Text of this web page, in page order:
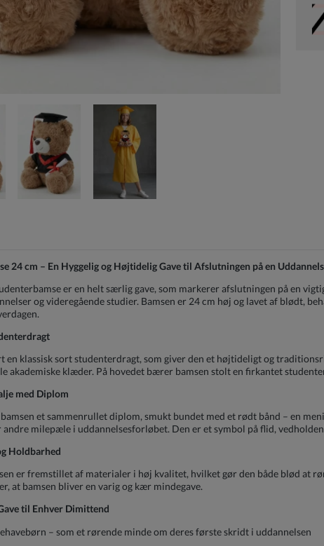
24 cm – En Hyggelig og Højtidelig Gave til Afslutningen på en
er en helt særlig gave, som markerer afslutningen på en
og videregående studier. Bamsen er 24 cm høj og lavet af blødt,
en klassisk sort studenterdragt, som giver den et højtideligt og
akademiske klæder. På hovedet bærer bamsen stolt en firkantet
med Diplom
et sammenrullet diplom, smukt bundet med et rødt bånd – en
milepæle i uddannelsesforløbet. Den er et symbol på flid,
Holdbarhed
er fremstillet af materialer i høj kvalitet, hvilket gør den både blød at
at bamsen bliver en varig og kær mindegave.
til Enhver Dimittend
– som et rørende minde om deres første skridt i uddannelsen